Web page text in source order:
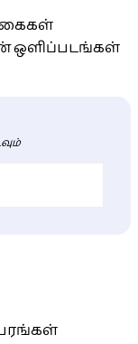
ஒளிப்படங்கள்